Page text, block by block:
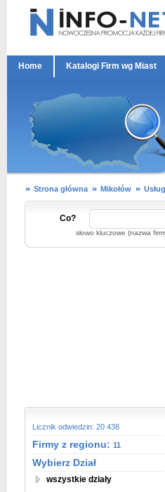
Home Katalogi Firm wg Miast
Strona główna Mikołów
Co?
słowo kluczowe (nazwa
Licznik odwiedzin: 20 438
Firmy z regionu: 11
Wybierz Dział
wszystkie działy